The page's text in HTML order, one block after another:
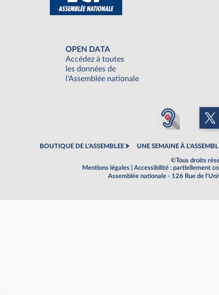
OPEN DATA
Accédez à toutes
les données de
l'Assemblée nationale
BOUTIQUE DE L'ASSEMBLEE UNE SEMAINE À
©Tous droits
Mentions légales
Accessibilité : partiellement
Assemblée nationale - 126 Rue de